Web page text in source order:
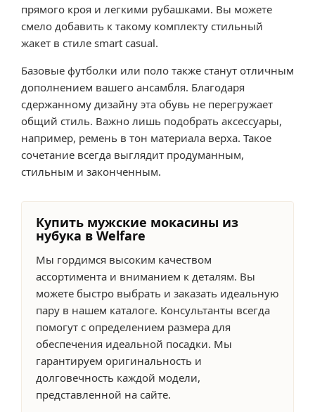
прямого кроя и легкими рубашками. Вы можете
смело добавить к такому комплекту стильный
жакет в стиле smart casual.
Базовые футболки или поло также станут отличным
дополнением вашего ансамбля. Благодаря
сдержанному дизайну эта обувь не перегружает
общий стиль. Важно лишь подобрать аксессуары,
например, ремень в тон материала верха. Такое
сочетание всегда выглядит продуманным,
стильным и законченным.
Купить мужские мокасины из
нубука в Welfare
Мы гордимся высоким качеством
ассортимента и вниманием к деталям. Вы
можете быстро выбрать и заказать идеальную
пару в нашем каталоге. Консультанты всегда
помогут с определением размера для
обеспечения идеальной посадки. Мы
гарантируем оригинальность и
долговечность каждой модели,
представленной на сайте.